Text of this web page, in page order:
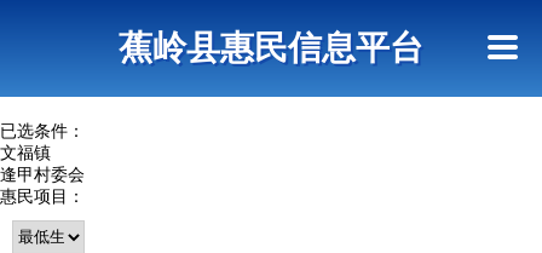
蕉岭县惠民信息平台
已选条件：
文福镇
逢甲村委会
惠民项目：